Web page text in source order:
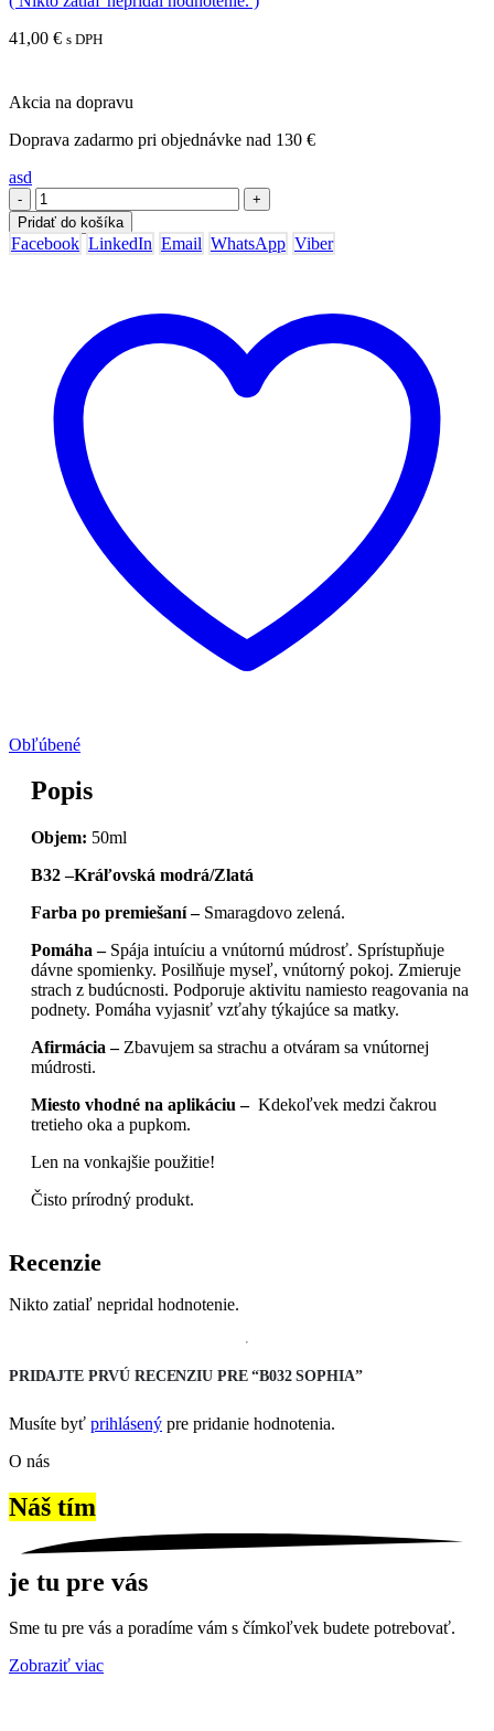
41,00 € s DPH
Akcia na dopravu
Doprava zadarmo pri objednávke nad 130 €
asd
-
+
Pridať do košíka
Facebook LinkedIn Email WhatsApp Viber
Obľúbené
Popis
Objem: 50ml
B32 –Kráľovská modrá/Zlatá
Farba po premiešaní – Smaragdovo zelená.
Pomáha – Spája intuíciu a vnútornú múdrosť. Sprístupňuje
dávne spomienky. Posilňuje myseľ, vnútorný pokoj. Zmieruje
strach z budúcnosti. Podporuje aktivitu namiesto reagovania na
podnety. Pomáha vyjasniť vzťahy týkajúce sa matky.
Afirmácia – Zbavujem sa strachu a otváram sa vnútornej
múdrosti.
Miesto vhodné na aplikáciu – Kdekoľvek medzi čakrou
tretieho oka a pupkom.
Len na vonkajšie použitie!
Čisto prírodný produkt.
Recenzie
Nikto zatiaľ nepridal hodnotenie.
PRIDAJTE PRVÚ RECENZIU PRE “B032 SOPHIA”
Musíte byť prihlásený pre pridanie hodnotenia.
O nás
Náš tím
je tu pre vás
Sme tu pre vás a poradíme vám s čímkoľvek budete potrebovať.
Zobraziť viac